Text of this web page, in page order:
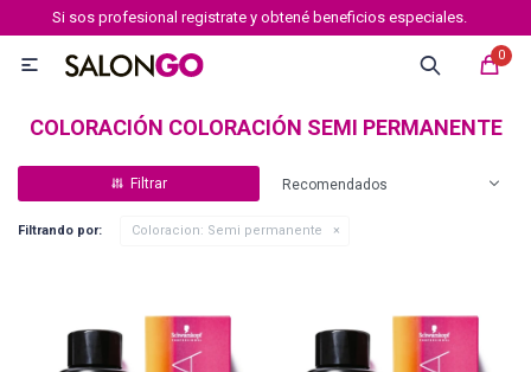
Si sos profesional registrate y obtené beneficios especiales.
0

COLORACIÓN COLORACIÓN SEMI PERMANENTE
Recomendados
Filtrando por: Coloracion: Semi permanente
MI CUENTA
Igora vibrance